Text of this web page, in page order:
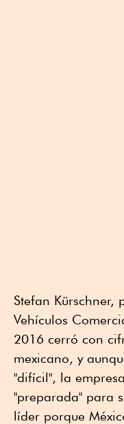
Stefan Kürschner,
Vehículos
2016 cerró con
mexicano, y
"difícil", la
"preparada" para
líder porque